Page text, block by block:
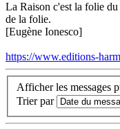
La Raison c'est la folie
de la folie.
[Eugène Ionesco]
https://www.editions-
Afficher les messages
Trier par